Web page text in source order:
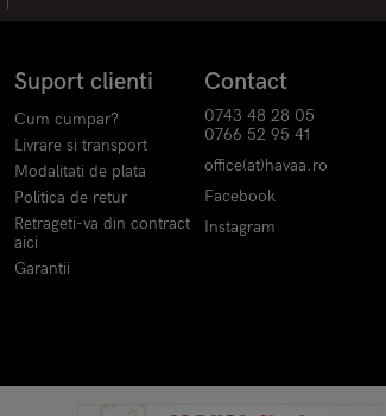
Suport clienti
Cum cumpar?
Livrare si transport
Modalitati de plata
Politica de retur
Retrageti-va din contract
aici
Garantii
Contact
0743 48 28 05
0766 52 95 41
office(at)havaa.ro
Facebook
Instagram